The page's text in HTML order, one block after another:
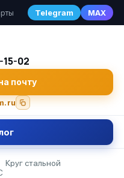
Telegram MAX
15-02
почту
Круг стальной